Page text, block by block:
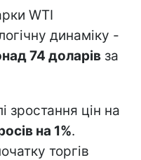
WTI
динаміку -
74 доларів за
зростання цін на
на 1%.
торгів